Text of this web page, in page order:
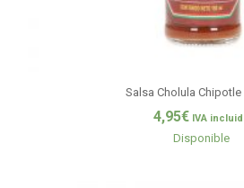
Salsa Cholula Chipotle
4,95€ IVA
Disponible